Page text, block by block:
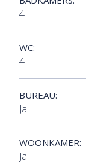
4
WC:
4
BUREAU:
Ja
WOONKAMER:
Ja